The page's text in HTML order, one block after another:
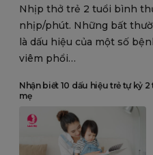
Nhận biết 10 dấu hiệu trẻ tự kỷ
mẹ
Nhịp thở trẻ 2 tuổi bình
nhịp/phút. Những bất
là dấu hiệu của một số
viêm phổi…